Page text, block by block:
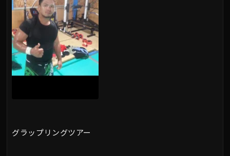
グラップリングツアー